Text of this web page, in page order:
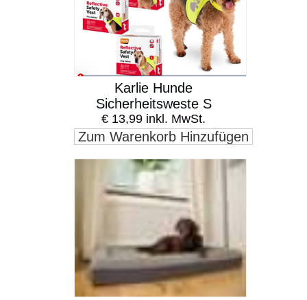
Karlie Hunde
Sicherheitsweste S
€ 13,99 inkl. MwSt.
Zum Warenkorb Hinzufügen